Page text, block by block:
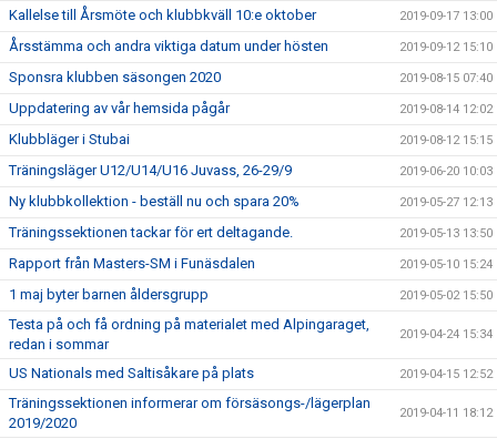
Kallelse till Årsmöte och klubbkväll 10:e oktober 2019-09-17 13:00
Årsstämma och andra viktiga datum under hösten 2019-09-12 15:10
Sponsra klubben säsongen 2020 2019-08-15 07:40
Uppdatering av vår hemsida pågår 2019-08-14 12:02
Klubbläger i Stubai 2019-08-12 15:15
Träningsläger U12/U14/U16 Juvass, 26-29/9 2019-06-20 10:03
Ny klubbkollektion - beställ nu och spara 20% 2019-05-27 12:13
Träningssektionen tackar för ert deltagande. 2019-05-13 13:50
Rapport från Masters-SM i Funäsdalen 2019-05-10 15:24
1 maj byter barnen åldersgrupp 2019-05-02 15:50
Testa på och få ordning på materialet med Alpingaraget,
redan i sommar
2019-04-24 15:34
US Nationals med Saltisåkare på plats 2019-04-15 12:52
Träningssektionen informerar om försäsongs-/lägerplan
2019/2020
2019-04-11 18:12